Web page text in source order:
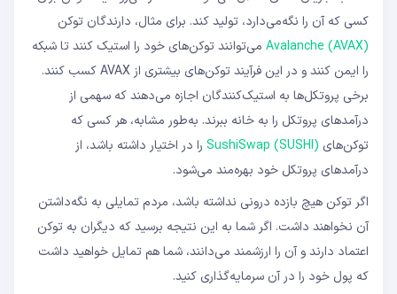
کسی که آن را نگه‌می‌دارد، تولید کند. برای مثال، دارندگان توکن
Avalanche (AVAX) می‌توانند توکن‌های خود را استیک کنند تا شبکه
را ایمن کنند و در این فرآیند توکن‌های بیشتری از AVAX کسب کنند.
برخی پروتکل‌ها به استیک‌کنندگان اجازه می‌دهند که سهمی از
درآمدهای پروتکل را به خانه ببرند. به‌طور مشابه، هر کسی که
توکن‌های SushiSwap (SUSHI) را در اختیار داشته باشد، از
درآمدهای پروتکل خود بهره‌مند می‌شود.
اگر توکن هیچ بازده درونی نداشته باشد، مردم تمایلی به نگه‌داشتن
آن نخواهند داشت. اگر شما به این نتیجه برسید که دیگران به توکن
اعتماد دارند و آن را ارزشمند می‌دانند، شما هم تمایل خواهید داشت
که پول خود را در آن سرمایه‌گذاری کنید.